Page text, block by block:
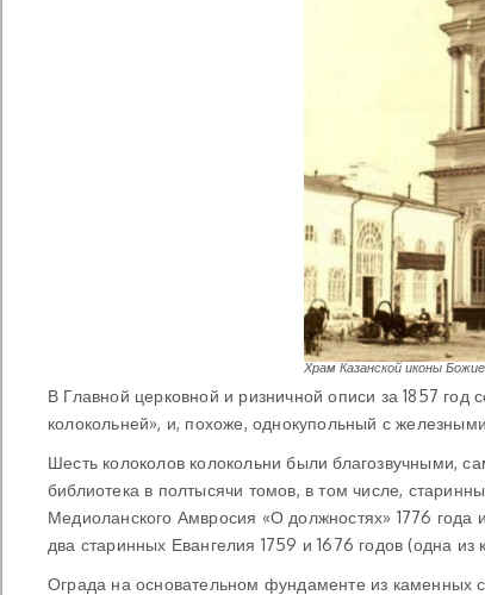
Храм Казанской иконы
В Главной церковной и ризничной описи за 1857
колокольней», и, похоже, однокупольный с
Шесть колоколов колокольни были благозвучными,
библиотека в полтысячи томов, в том числе,
Медиоланского Амвросия «О должностях» 1776 года
два старинных Евангелия 1759 и 1676 годов (одна
Ограда на основательном фундаменте из каменных